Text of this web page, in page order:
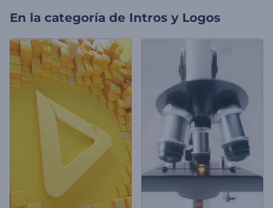
En la categoría de Intros y Logos